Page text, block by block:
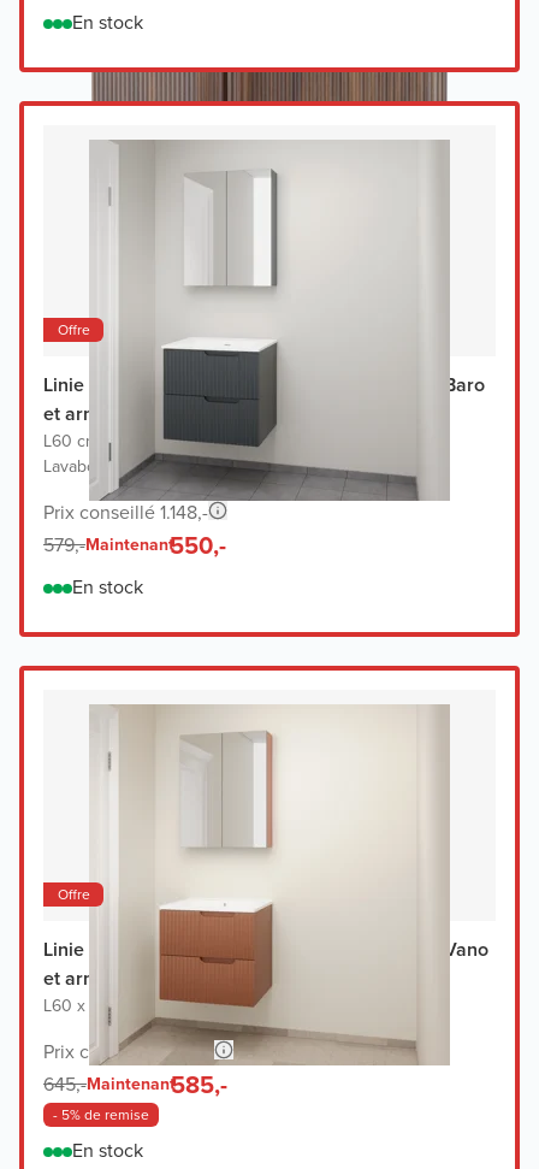
En stock
Offre
Linie Ribbo meuble salle de bains avec lavabo Baro
et armoir de toilette
L60 cm x P46 cm|Meuble sous-lavabo bleu anthracite
Lavabo blanc
Prix conseillé 1.148,-
579,-Maintenant550,-
En stock
Offre
Linie Ribbo meuble salle de bains avec lavabo Vano
et armoir de toilette
L60 x P46 cm Meuble sous-lavabo cotto
Prix conseillé 1.268,-
645,-Maintenant585,-
- 5% de remise
En stock